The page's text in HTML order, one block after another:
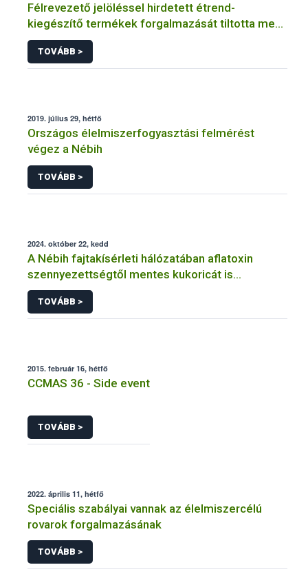
Félrevezető jelöléssel hirdetett étrend-
kiegészítő termékek forgalmazását tiltotta meg
a Nébih
TOVÁBB >
2019. július 29, hétfő
Országos élelmiszerfogyasztási felmérést
végez a Nébih
TOVÁBB >
2024. október 22, kedd
A Nébih fajtakísérleti hálózatában aflatoxin
szennyezettségtől mentes kukoricát is
termesztettek
TOVÁBB >
2015. február 16, hétfő
CCMAS 36 - Side event
TOVÁBB >
2022. április 11, hétfő
Speciális szabályai vannak az élelmiszercélú
rovarok forgalmazásának
TOVÁBB >